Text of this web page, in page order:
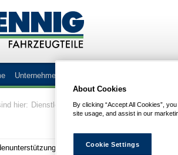
Unternehmen
hier: Dienstleistung & Service » PARTSLIFE
About Cookies
By clicking “Accept All Cookies”,
site usage, and assist in our
Cookie Settings